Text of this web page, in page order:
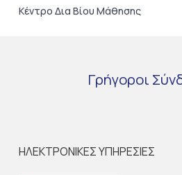
Κέντρο Δια Βίου Μάθησης
Γρήγοροι
ΗΛΕΚΤΡΟΝΙΚΕΣ ΥΠΗΡΕΣΙΕΣ